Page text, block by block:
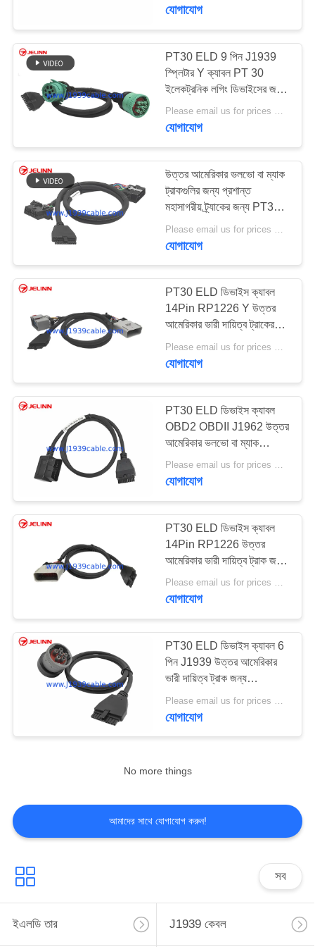
যোগাযোগ
জন্য
আবেদন
J1939 Y কেবল
38
J1939 ক্যান বাস কেবল
18
RP1226 কেবল
J1939 অ্যাডাপ্টার
11
J1939 9 পিন সংযোগকারী
13
ইলেকট্রনিক লগিং ডিভাইস
যোগাযোগ
PT30 ELD 9 পিন J1939
স্প্লিটার Y ক্যাবল PT 30
ইলেকট্রনিক লগিং ডিভাইসের জন্য
উত্তর আমেরিকার ভারী দায়িত্ব
ট্রাক
Please email us for prices MOQ:১০০ পিসি
যোগাযোগ
উত্তর আমেরিকার ভলভো বা ম্যাক
ট্রাকগুলির জন্য প্রশান্ত
মহাসাগরীয় ট্র্যাকের জন্য PT30
ELD OBD J1962 স্প্লিটার
Y ক্যাবল
যোগাযোগ
PT30 ELD ডিভাইস ক্যাবল
14Pin RP1226 Y উত্তর
আমেরিকার ভারী দায়িত্ব ট্রাকের
জন্য ইলেকট্রনিক লগিং ডিভাইস
ক্যাবল
Please email us for prices MOQ:১০০ পিসি
যোগাযোগ
PT30 ELD ডিভাইস ক্যাবল
OBD2 OBDII J1962 উত্তর
আমেরিকার ভলভো বা ম্যাক
ট্রাকগুলির জন্য ক্যাবল
ইলেকট্রনিক লগিং ডিভাইস
Please email us for prices MOQ:১০০ পিসি
যোগাযোগ
PT30 ELD ডিভাইস ক্যাবল
14Pin RP1226 উত্তর
আমেরিকার ভারী দায়িত্ব ট্রাক জন্য
ইলেকট্রনিক লগিং ডিভাইস ক্যাবল
Please email us for prices MOQ:১০০ পিসি
যোগাযোগ
PT30 ELD ডিভাইস ক্যাবল 6
পিন J1939 উত্তর আমেরিকার
ভারী দায়িত্ব ট্রাক জন্য
ইলেকট্রনিক লগিং ডিভাইস ক্যাবল
যোগাযোগ
No more things
আমাদের সাথে যোগাযোগ করুন!
সব
ইএলডি তার J1939 কেবল